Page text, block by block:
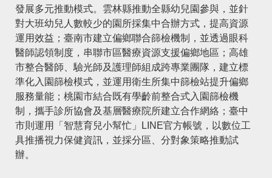
發展多元推動模式。雲林縣推動全縣幼兒園參與，並針
對大班幼兒人數較少的園所採集中合辦方式，提高資源
運用效益；臺南市建立偏鄉聯合篩檢機制，並透過眼科
醫師認領制度，串聯市區醫療資源支援偏鄉地區；高雄
市整合醫師、驗光師及護理師組成跨專業團隊，建立標
準化入園篩檢模式，並運用衛生所集中篩檢站提升偏鄉
服務量能；桃園市結合既有學齡前整合式入園篩檢機
制，攜手診所協會及基層醫療院所建立合作網絡；臺中
市則運用「智慧育兒小幫忙」LINE官方帳號，以數位工
具推播視力保健資訊，並採分區、分對象策略推動試
辦。